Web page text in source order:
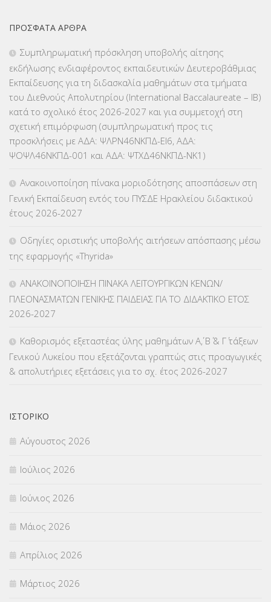
ΕΠΙΜΟΡΦΩΣΗ Τ.Π.Ε.(10)
ΕΥΡΩΠΑΪΚΑ ΠΡΟΓΡΑΜΜΑΤΑ(230)
ΚΕΣΥ (60)
ΚΕΣΥΠ(109)
ΚΠγ – ΚΡΑΤΙΚΟ ΠΙΣΤΟΠΟΙΗΤΙΚΟ ΓΛΩΣΣΟΜΑΘΕΙΑΣ(135)
ΚΠπ- ΚΡΑΤΙΚΟ ΠΙΣΤΟΠΟΙΗΤΙΚΟ ΠΛΗΡΟΦΟΡΙΚΗΣ
ΛΟΙΠΑ(309)
ΜΕΤΑΘΕΣΕΙΣ-ΤΟΠΟΘΕΤΗΣΕΙΣ ΒΕΛΤΙΩΣΕΙΣ(319)
ΜΕΤΑΦΟΡΑ ΜΑΘΗΤΩΝ(3)
ΟΙΚΟΝΟΜΙΚΑ ΘΕΜΑΤΑ
Π.Ε.Κ. ΗΡΑΚΛΕΙΟΥ
ΠΑΝΕΛΛΑΔΙΚΕΣ ΕΞΕΤΑΣΕΙΣ
ΠΡΟΚΗΡΥΞΕΙΣ
ΣΕΜΙΝΑΡΙΑ – ΗΜΕΡΙΔΕΣ
ΣΕΠ(50)
ΣΤΕΛΕΧΗ (360)
ΠΡΌΣΦΑΤΑ ΆΡΘΡΑ
Συμπληρωματική πρόσκληση υποβολής αίτησης
εκδήλωσης ενδιαφέροντος εκπαιδευτικών Δευτεροβάθμιας
Εκπαίδευσης για τη διδασκαλία μαθημάτων στα τμήματα
του Διεθνούς Απολυτηρίου (International Baccalaureate – IB)
κατά το σχολικό έτος 2026-2027 και για συμμετοχή στη
σχετική επιμόρφωση (συμπληρωματική προς τις
προσκλήσεις με ΑΔΑ: ΨΛΡΝ46ΝΚΠΔ-ΕΙ6, ΑΔΑ:
ΨΟΨΛ46ΝΚΠΔ-001 και ΑΔΑ: ΨΤΧΔ46ΝΚΠΔ-ΝΚ1)
Ανακοινοποίηση πίνακα μοριοδότησης αποσπάσεων στη
Γενική Εκπαίδευση εντός του ΠΥΣΔΕ Ηρακλείου διδακτικού
έτους 2026-2027
Οδηγίες οριστικής υποβολής αιτήσεων απόσπασης μέσω
της εφαρμογής «Thyrida»
ΑΝΑΚΟΙΝΟΠΟΙΗΣΗ ΠΙΝΑΚΑ ΛΕΙΤΟΥΡΓΙΚΩΝ ΚΕΝΩΝ/
ΠΛΕΟΝΑΣΜΑΤΩΝ ΓΕΝΙΚΗΣ ΠΑΙΔΕΙΑΣ ΓΙΑ ΤΟ ΔΙΔΑΚΤΙΚΟ ΕΤΟΣ
2026-2027
Καθορισμός εξεταστέας ύλης μαθημάτων Α΄, Β΄ & Γ΄ τάξεων
Γενικού Λυκείου που εξετάζονται γραπτώς στις προαγωγικές
& απολυτήριες εξετάσεις για το σχ. έτος 2026-2027
ΙΣΤΟΡΙΚΌ
Αύγουστος 2026
Ιούλιος 2026
Ιούνιος 2026
Μάιος 2026
Απρίλιος 2026
Μάρτιος 2026